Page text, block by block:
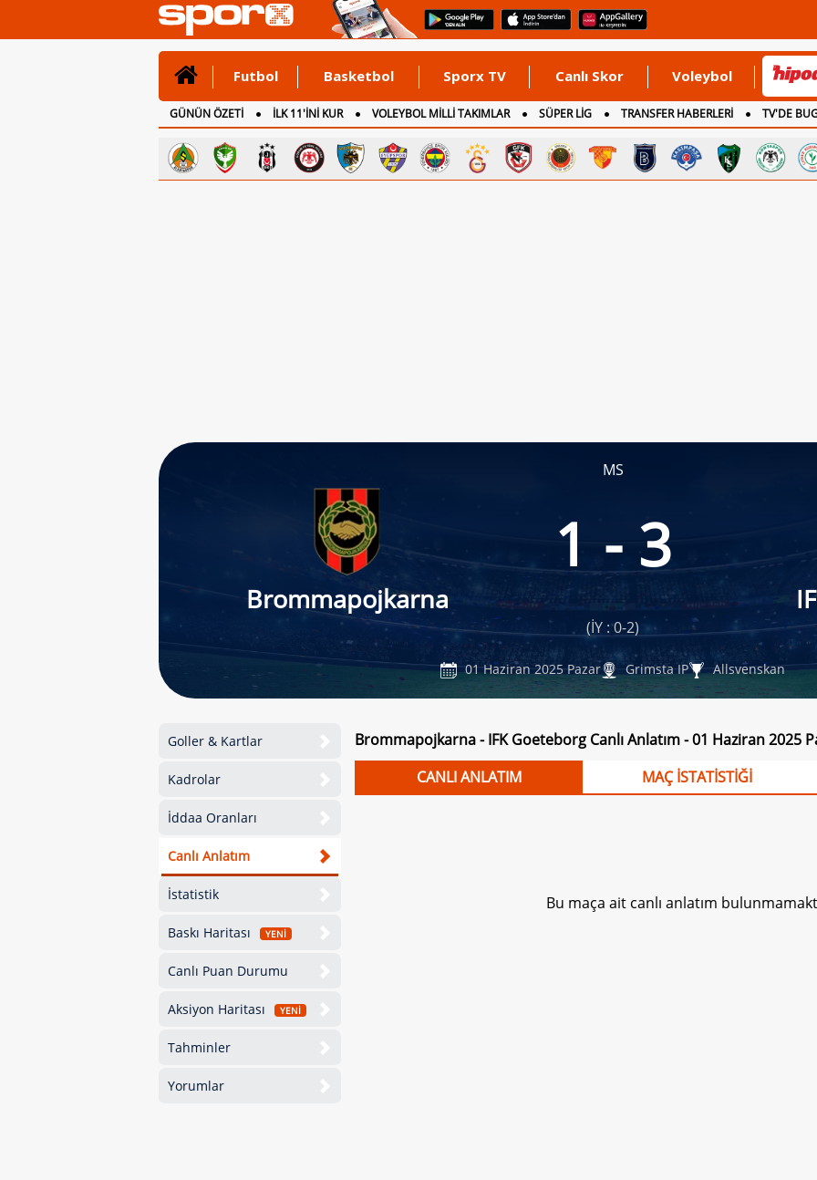
Futbol Basketbol Sporx TV Canlı Skor Voleybol
GÜNÜN ÖZETİ İLK 11'İNİ KUR VOLEYBOL MİLLİ TAKIMLAR SÜPER LİG TRANSFER HABERLERİ TV'DE
CANLI ANLATIM
İNGİLTERE
MS
Brommapojkarna
1 - 3
(İY : 0-2)
01 Haziran 2025 Pazar Grimsta IP Allsvenskan
Goller & Kartlar
Kadrolar
İddaa Oranları
Canlı Anlatım
İstatistik
Baskı Haritası YENİ
Canlı Puan Durumu
Aksiyon Haritası YENİ
Tahminler
Yorumlar
Brommapojkarna - IFK Goeteborg Canlı Anlatım - 01 Haziran 2025
CANLI ANLATIM
MAÇ İSTATİSTİĞİ
Bu maça ait canlı anlatım